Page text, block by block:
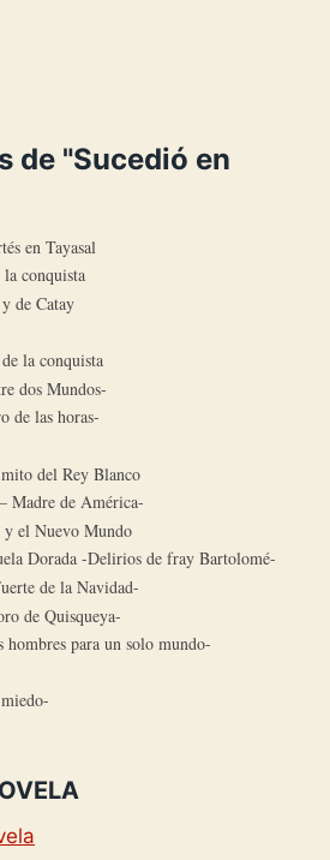
de "Sucedió en
en Tayasal
conquista
de Catay
la conquista
dos Mundos-
de las horas-
del Rey Blanco
Madre de América-
y el Nuevo Mundo
Dorada -Delirios de fray Bartolomé-
de la Navidad-
de Quisqueya-
para un solo mundo-